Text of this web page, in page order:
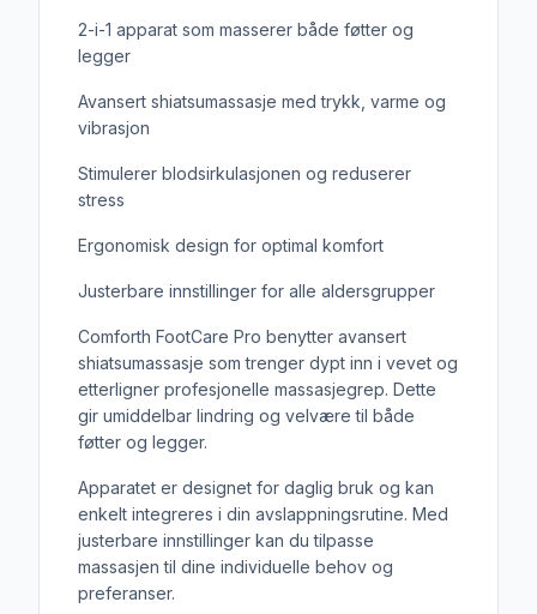
2-i-1 apparat som masserer både føtter og
legger
Avansert shiatsumassasje med trykk, varme og
vibrasjon
Stimulerer blodsirkulasjonen og reduserer
stress
Ergonomisk design for optimal komfort
Justerbare innstillinger for alle aldersgrupper
Comforth FootCare Pro benytter avansert
shiatsumassasje som trenger dypt inn i vevet og
etterligner profesjonelle massasjegrep. Dette
gir umiddelbar lindring og velvære til både
føtter og legger.
Apparatet er designet for daglig bruk og kan
enkelt integreres i din avslappningsrutine. Med
justerbare innstillinger kan du tilpasse
massasjen til dine individuelle behov og
preferanser.